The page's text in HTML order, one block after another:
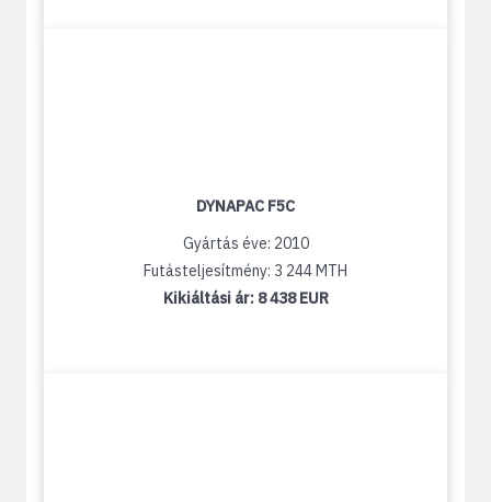
DYNAPAC F5C
Gyártás éve: 2010
Futásteljesítmény: 3 244 MTH
Kikiáltási ár: 8 438 EUR